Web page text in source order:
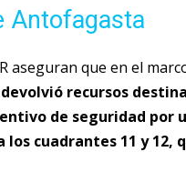
Antofagasta
aseguran que en el
recursos
de seguridad por
cuadrantes 11 y 12,